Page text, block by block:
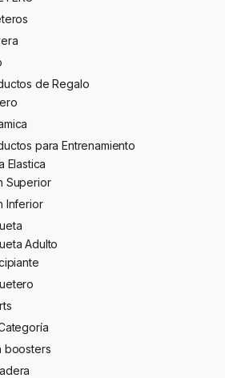
de Regalo
para Entrenamiento
Elastica
Superior
Inferior
Adulto
boosters